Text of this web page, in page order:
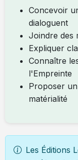
Concevoir
dialoguent
Joindre des
Expliquer
Connaître
l'Empreinte
Proposer
matérialité
Les Éditions